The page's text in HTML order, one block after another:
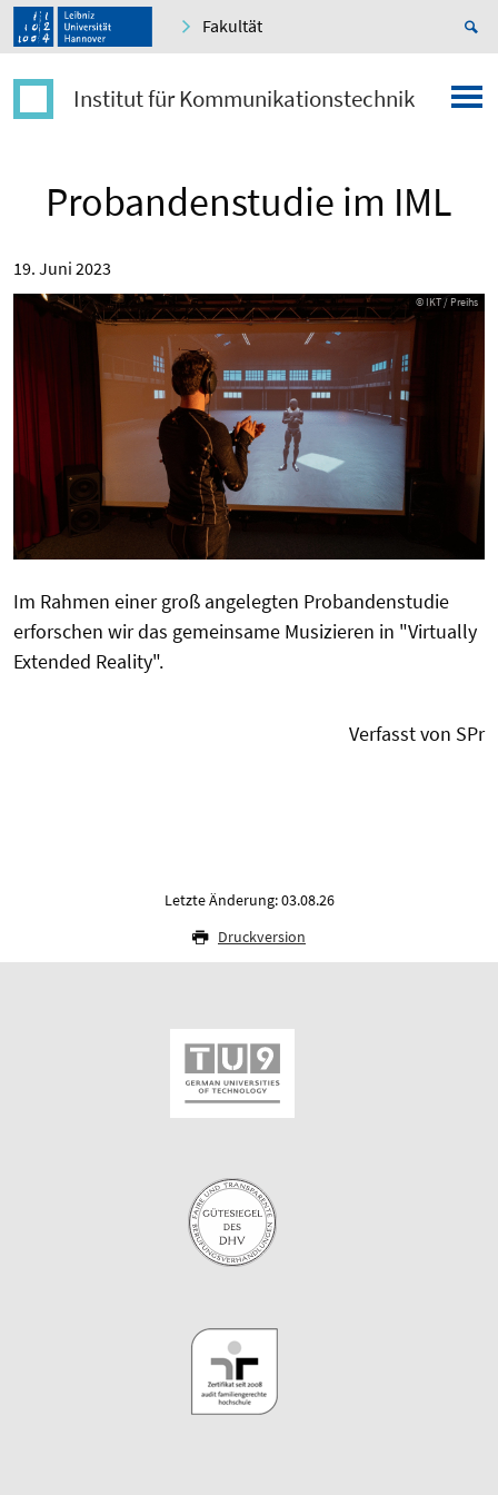
Fakultät
Institut für Kommunikationstechnik
Probandenstudie im IML
19. Juni 2023
© IKT / Preihs
Im Rahmen einer groß angelegten Probandenstudie
erforschen wir das gemeinsame Musizieren in "Virtually
Extended Reality".
Verfasst von SPr
Letzte Änderung: 03.08.26
Druckversion